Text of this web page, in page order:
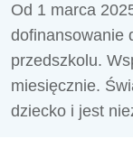
Od 1 marca
dofinansowanie
przedszkolu.
miesięcznie.
dziecko i jest